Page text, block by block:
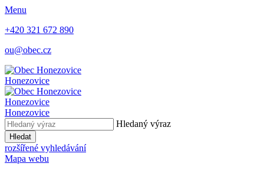
Menu
+420 321 672 890
ou@obec.cz
Honezovice
Honezovice
Honezovice
Hledaný výraz
Hledat
rozšířené vyhledávání
Mapa webu